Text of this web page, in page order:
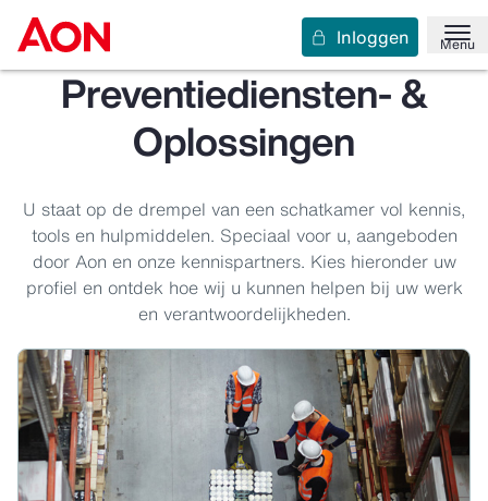
Menu
Inloggen
Preventiediensten- &
Oplossingen
U staat op de drempel van een schatkamer vol kennis,
tools en hulpmiddelen. Speciaal voor u, aangeboden
door Aon en onze kennispartners. Kies hieronder uw
profiel en ontdek hoe wij u kunnen helpen bij uw werk
en verantwoordelijkheden.